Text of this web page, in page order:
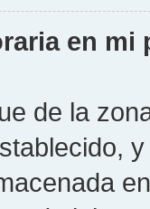
en
de la